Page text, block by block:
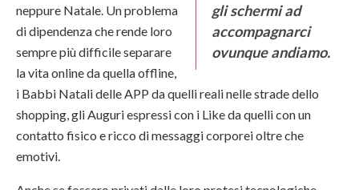
gli schermi ad
accompagnarci
ovunque andiamo.
neppure Natale. Un problema
di dipendenza che rende loro
sempre più difficile separare
la vita online da quella offline,
i Babbi Natali delle APP da quelli reali nelle strade dello
shopping, gli Auguri espressi con i Like da quelli con un
contatto fisico e ricco di messaggi corporei oltre che
emotivi.